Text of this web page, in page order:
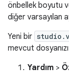
önbellek boyutu
diğer varsayılan
Yeni bir
mevcut
Yardım >